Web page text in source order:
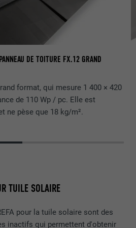
DE TOITURE FX.12 GRAND
format, qui mesure 1 400 × 420
de 110 Wp / pc. Elle est
ne pèse que 18 kg/m².
TUILE SOLAIRE
pour la tuile solaire sont des
inactifs qui permettent d'obtenir